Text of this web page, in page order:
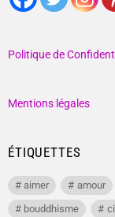
Politique de
Mentions légales
ÉTIQUETTES
aimer amour
bouddhisme